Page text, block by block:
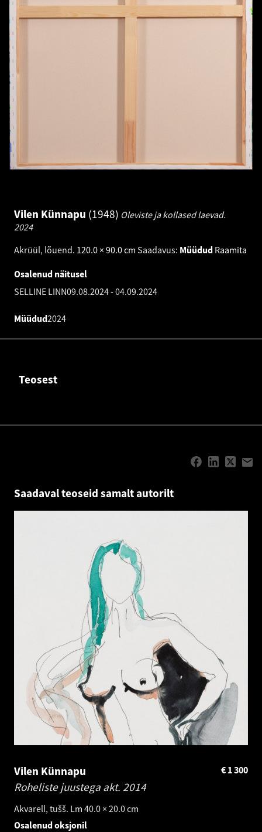
Vilen Künnapu 1948 Oleviste ja kollased laevad.
2024
Akrüül, lõuend. 120.0 × 90.0 cm Saadavus: Müüdud Raamita
Osalenud näitusel
SELLINE LINN09.08.2024-04.09.2024
Müüdud2024
Teosest
Saadaval teoseid samalt autorilt
Vilen Künnapu
Roheliste juustega akt. 2014
Akvarell, tušš. Lm 40.0 × 20.0 cm
1 300
€
Osalenud oksjonil